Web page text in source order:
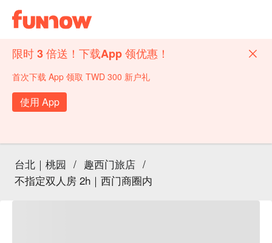
限时 3 倍送！下载App 领优惠！
首次下载 App 领取 TWD 300 新户礼
使用 App
台北｜桃园 / 趣西门旅店 /
不指定双人房 2h｜西门商圈内